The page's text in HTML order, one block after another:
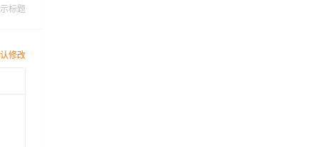
标题
修改